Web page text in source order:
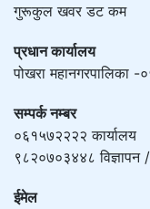
गुरूकुल खवर डट कम
प्रधान कार्यालय
पोखरा महानगरपालिका -
सम्पर्क नम्बर
०६१५७२२२२ कार्यालय
९८२०७०३४४८
ईमेल